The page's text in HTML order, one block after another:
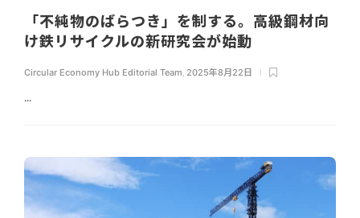
「不純物のばらつき」を制する。高級鋼材向
け鉄リサイクルの新研究会が始動
Circular Economy Hub Editorial Team 2025年8月22日
...